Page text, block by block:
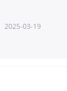
2025-03-19